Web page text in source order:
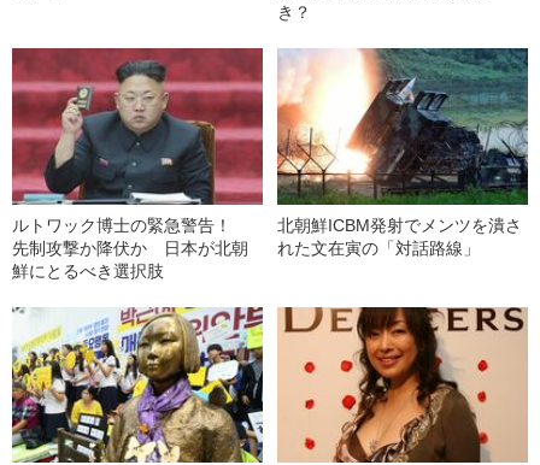
き？
ルトワック博士の緊急警告！
先制攻撃か降伏か 日本が北朝
鮮にとるべき選択肢
北朝鮮ICBM発射でメンツを潰さ
れた文在寅の「対話路線」